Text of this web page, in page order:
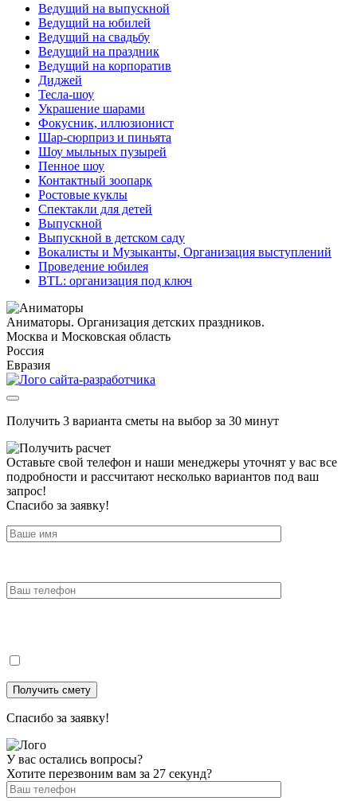
Ведущий на выпускной
Ведущий на юбилей
Ведущий на свадьбу
Ведущий на праздник
Ведущий на корпоратив
Диджей
Тесла-шоу
Украшение шарами
Фокусник, иллюзионист
Шар-сюрприз и пиньята
Шоу мыльных пузырей
Пенное шоу
Контактный зоопарк
Ростовые куклы
Спектакли для детей
Выпускной
Выпускной в детском саду
Вокалисты и Музыканты, Организация выступлений
Проведение юбилея
BTL: организация под ключ
Аниматоры. Организация детских праздников.
Москва и Московская область
Россия
Евразия
Получить 3 варианта сметы на выбор за 30 минут
Оставьте свой телефон и наши менеджеры уточнят у вас все
подробности и рассчитают несколько вариантов под ваш
запрос!
Спасибо за заявку!
Спасибо за заявку!
У вас остались вопросы?
Хотите перезвоним вам за 27 секунд?